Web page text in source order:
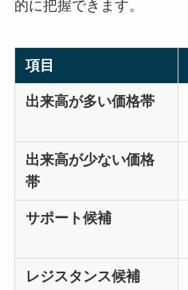
的に把握できます。
項目
出来高が多い価格帯
出来高が少ない価格
帯
サポート候補
レジスタンス候補